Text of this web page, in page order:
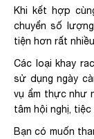
Khi kết hợp
chuyển số
tiện hơn rất
Các loại khay
sử dụng ngày
vụ ẩm thực như
tâm hội nghị, tiệc
Bạn có muốn